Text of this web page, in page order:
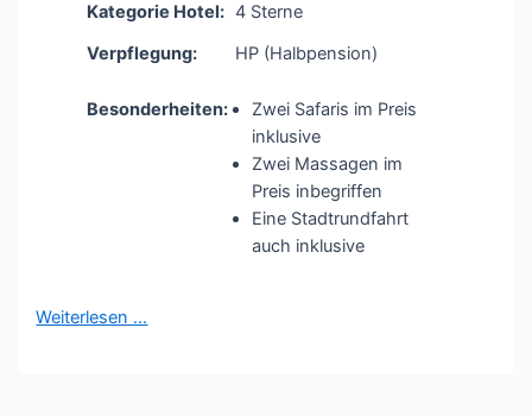
Kategorie Hotel: 4 Sterne
Verpflegung:
HP (Halbpension)
Besonderheiten:
Zwei Safaris im Preis
inklusive
Zwei Massagen im
Preis inbegriffen
Eine Stadtrundfahrt
auch inklusive
Weiterlesen …